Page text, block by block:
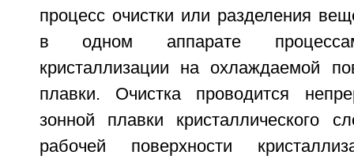
процесс очистки или разделения
в одном аппарате
кристаллизации на охлаждаемой
плавки. Очистка проводится
зонной плавки кристаллического
рабочей поверхности